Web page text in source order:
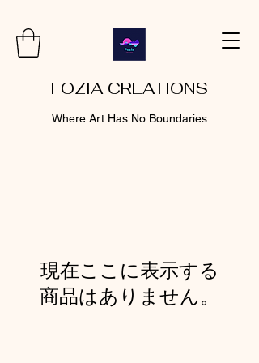
FOZIA CREATIONS
Where Art Has No Boundaries
現在ここに表示する
商品はありません。